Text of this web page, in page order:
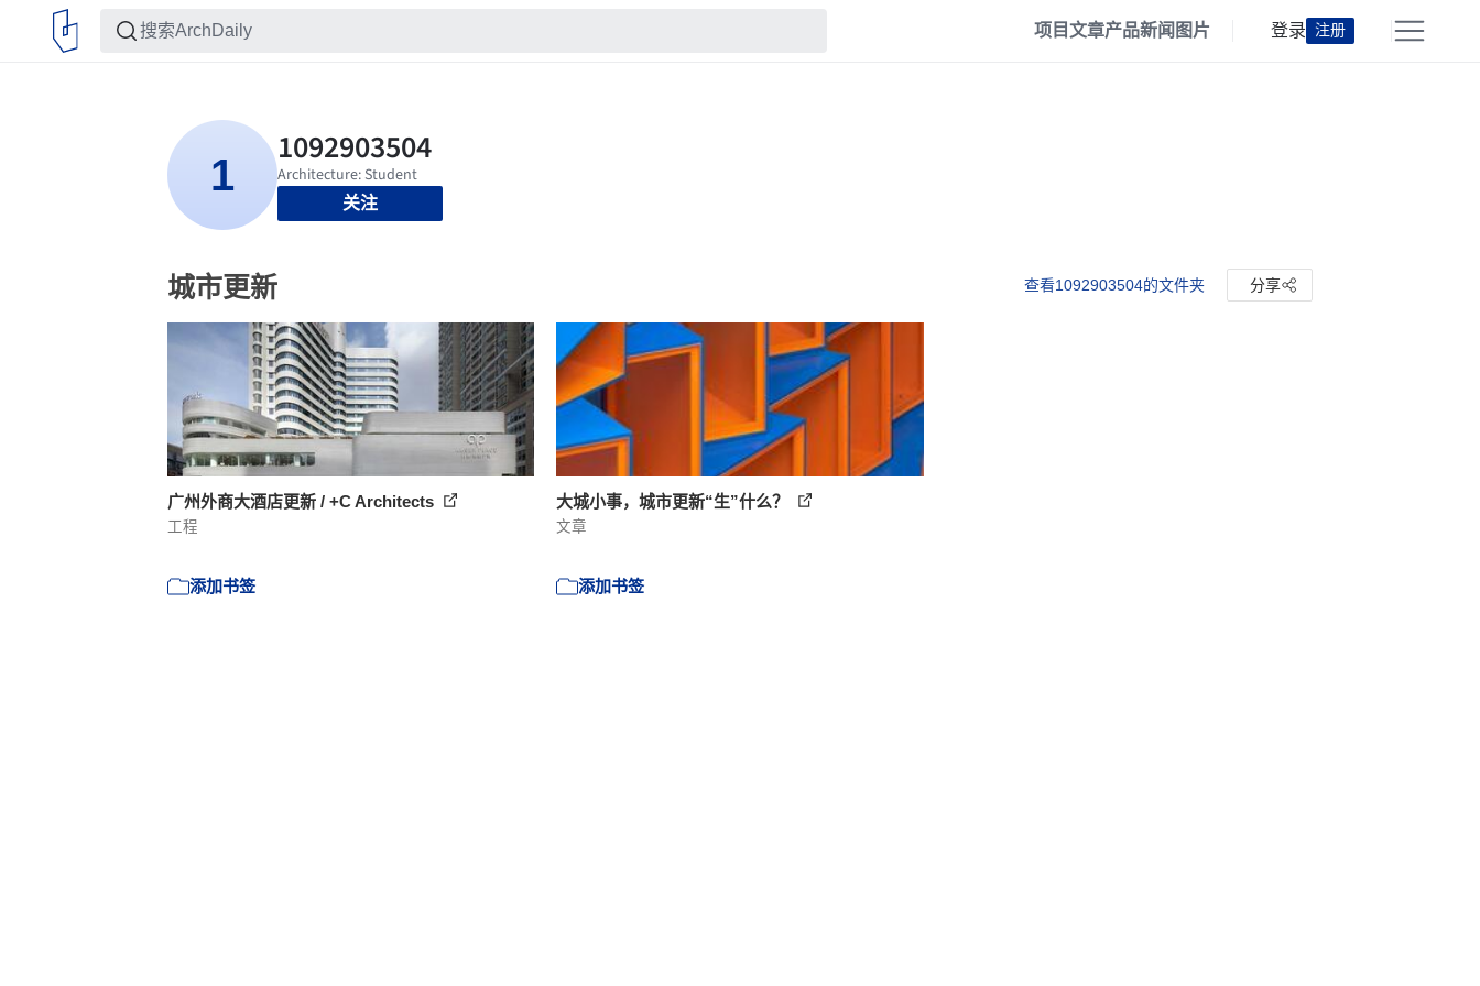
项目文章产品新闻 图片 登录 注册
关注
城市更新 查看1092903504的文件夹 分享
广州外商大酒店更新 / +C Architects
工程
添加书签
大城小事，城市更新“生”什么？
文章
添加书签